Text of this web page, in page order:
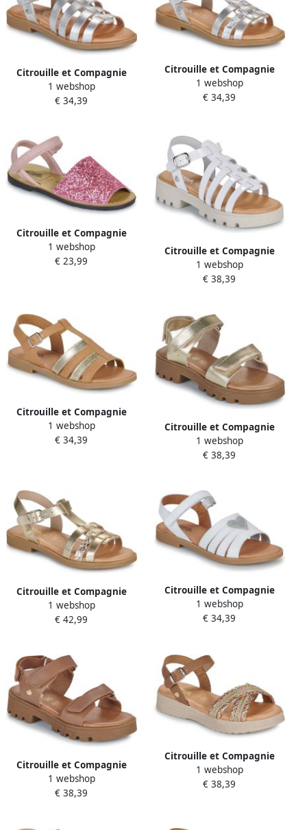
Citrouille et Compagnie
Platte sandalen CANCUN
1 webshop
€ 34,39
Citrouille et Compagnie
Platte sandalen TALEAU
1 webshop
€ 34,39
Citrouille et Compagnie
Platte sandalen PAILETTE
1 webshop
€ 23,99
Citrouille et Compagnie
Platte sandalen NASAKA
1 webshop
€ 38,39
Citrouille et Compagnie
Platte sandalen MIMOSA
1 webshop
€ 34,39
Citrouille et Compagnie
Platte sandalen PIANA
1 webshop
€ 38,39
Citrouille et Compagnie
Platte sandalen TALEAU
1 webshop
€ 42,99
Citrouille et Compagnie
Platte sandalen CŒUR
1 webshop
€ 34,39
Citrouille et Compagnie
Platte sandalen PIANA
1 webshop
€ 38,39
Citrouille et Compagnie
Platte sandalen PIXI
1 webshop
€ 38,39